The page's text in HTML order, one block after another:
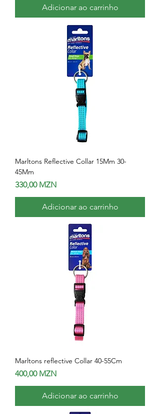
Adicionar ao carrinho
Marltons Reflective Collar 15Mm 30-
45Mm
Preço
330,00 MZN
Adicionar ao carrinho
Marltons reflective Collar 40-55Cm
Preço
400,00 MZN
Adicionar ao carrinho